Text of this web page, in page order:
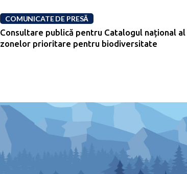
COMUNICATE DE PRESĂ
Consultare publică pentru Catalogul național al
zonelor prioritare pentru biodiversitate